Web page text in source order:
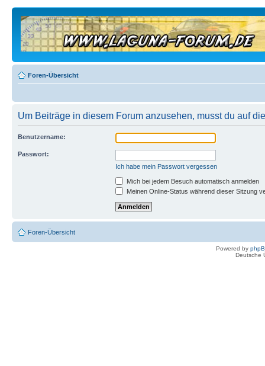
Foren-Übersicht
Um Beiträge in diesem Forum anzusehen, musst du auf
Benutzername:
Passwort:
Ich habe mein Passwort vergessen
Mich bei jedem Besuch automatisch anmelden
Meinen Online-Status während dieser Sitzung
Foren-Übersicht
Powered by
Deutsche